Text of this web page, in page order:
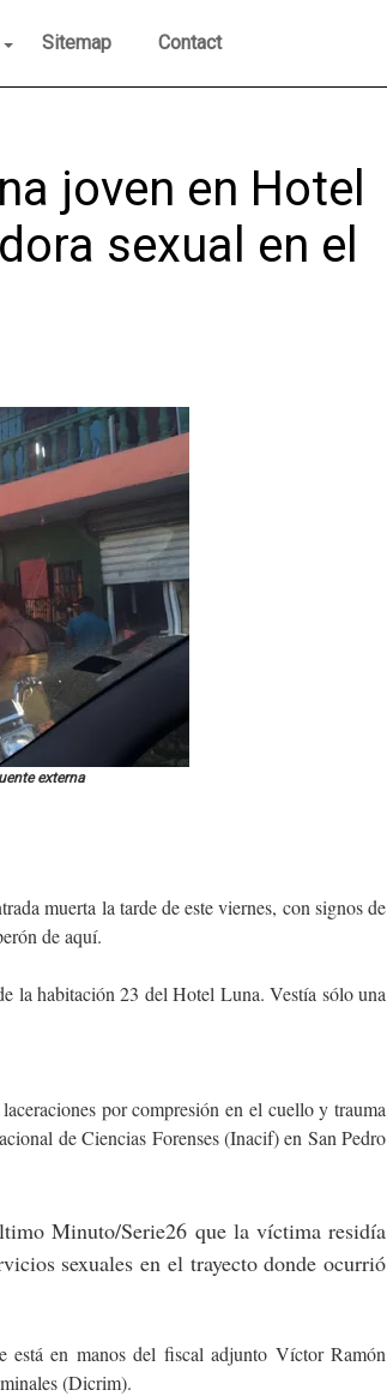
Sitemap Contact
joven en Hotel
sexual en el
externa
muerta la tarde de este viernes, con signos de
de aquí.
la habitación 23 del Hotel Luna. Vestía sólo una
por compresión en el cuello y trauma
de Ciencias Forenses (Inacif) en San Pedro
Minuto/Serie26 que la víctima residía
sexuales en el trayecto donde ocurrió
en manos del fiscal adjunto Víctor Ramón
(Dicrim).